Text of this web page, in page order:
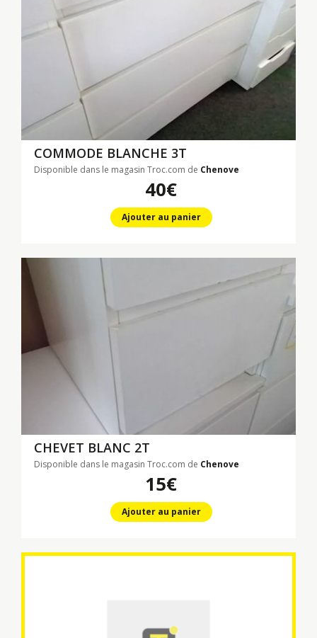
COMMODE BLANCHE 3T
Disponible dans le magasin Troc.com de Chenove
40€
Ajouter au panier
CHEVET BLANC 2T
Disponible dans le magasin Troc.com de Chenove
15€
Ajouter au panier